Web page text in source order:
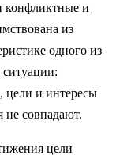
конфликтные и
из
одного из
цели и интересы
не совпадают.
цели